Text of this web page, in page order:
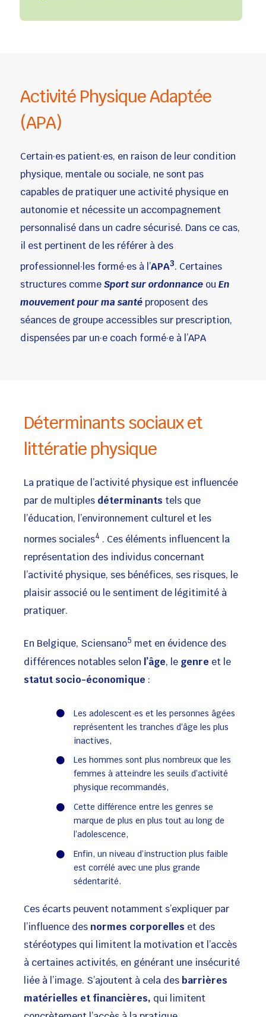
Activité Physique Adaptée
(APA)
Certain·es patient·es, en raison de leur condition
physique, mentale ou sociale, ne sont pas
capables de pratiquer une activité physique en
autonomie et nécessite un accompagnement
personnalisé dans un cadre sécurisé. Dans ce cas,
il est pertinent de les référer à des
professionnel·les formé·es à l’APA3. Certaines
structures commeSport sur ordonnanceouEn
mouvement pour ma santéproposent des
séances de groupe accessibles sur prescription,
dispensées par un·e coach formé·e à l’APA
Déterminants sociaux et
littératie physique
La pratique de l’activité physique est influencée
par de multiples déterminants tels que
l’éducation, l’environnement culturel et les
normes sociales4 . Ces éléments influencent la
représentation des individus concernant
l’activité physique, ses bénéfices, ses risques, le
plaisir associé ou le sentiment de légitimité à
pratiquer.
En Belgique, Sciensano5 met en évidence des
différences notables selon l’âge, le genre et le
statut socio-économique :
Les adolescent·es et les personnes âgées
représentent les tranches d’âge les plus
inactives,
Les hommes sont plus nombreux que les
femmes à atteindre les seuils d’activité
physique recommandés,
Cette différence entre les genres se
marque de plus en plus tout au long de
l’adolescence,
Enfin, un niveau d’instruction plus faible
est corrélé avec une plus grande
sédentarité.
Ces écarts peuvent notamment s’expliquer par
l’influence des normes corporelles et des
stéréotypes qui limitent la motivation et l’accès
à certaines activités, en générant une insécurité
liée à l’image. S’ajoutent à cela desbarrières
matérielles et financières, qui limitent